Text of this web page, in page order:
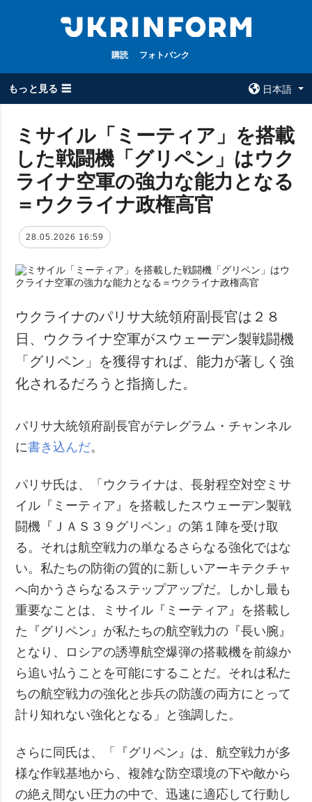
購読 フォトバンク
もっと見る ☰
日本語
全てのトピック
戦争
被占領地
経済・復興
防衛
社会・文化
スポーツ
犯罪
事故・緊急事態
ウクルインフォ
ルム
ウクルインフォル
ムについて
追加
インタビュー
写真
フォトバンク
ミサイル「ミーティア」を搭載
した戦闘機「グリペン」はウク
ライナ空軍の強力な能力となる
＝ウクライナ政権高官
28.05.2026 16:59
ウクライナのパリサ大統領府副長官は２８
日、ウクライナ空軍がスウェーデン製戦闘機
「グリペン」を獲得すれば、能力が著しく強
化されるだろうと指摘した。
パリサ大統領府副長官がテレグラム・チャンネル
に書き込んだ。
パリサ氏は、「ウクライナは、長射程空対空ミサ
イル『ミーティア』を搭載したスウェーデン製戦
闘機『ＪＡＳ３９グリペン』の第１陣を受け取
る。それは航空戦力の単なるさらなる強化ではな
い。私たちの防衛の質的に新しいアーキテクチャ
へ向かうさらなるステップアップだ。しかし最も
重要なことは、ミサイル『ミーティア』を搭載し
た『グリペン』が私たちの航空戦力の『長い腕』
となり、ロシアの誘導航空爆弾の搭載機を前線か
ら追い払うことを可能にすることだ。それは私た
ちの航空戦力の強化と歩兵の防護の両方にとって
計り知れない強化となる」と強調した。
さらに同氏は、「『グリペン』は、航空戦力が多
様な作戦基地から、複雑な防空環境の下や敵から
の絶え間ない圧力の中で、迅速に適応して行動し